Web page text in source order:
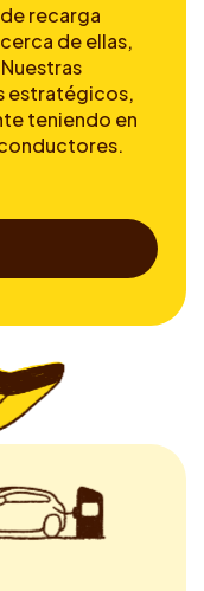
recarga
de ellas,
estratégicos,
teniendo en